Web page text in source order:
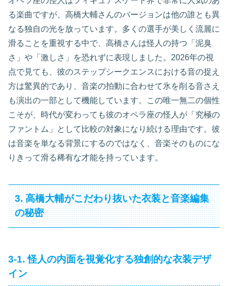
る楽曲ですが、高橋大輔さんのバージョンは他の誰とも異
なる独自の光を放っています。多くの選手が美しく流麗に
滑ることを重視する中で、高橋さんは怪人の持つ「泥臭
さ」や「激しさ」を恐れずに表現しました。2026年の視
点で見ても、彼のステップシークエンスにおける音の捉え
方は驚異的であり、音楽の拍動に合わせて氷を削る音さえ
も演出の一部として機能しています。この唯一無二の個性
こそが、時代が変わっても彼のオペラ座の怪人が「究極の
ファントム」として比較の対象になり続ける理由です。彼
は音楽を単なる背景にするのではなく、音楽そのものにな
りきって滑る稀有な才能を持っています。
3. 高橋大輔がこだわり抜いた衣装と音楽編集
の秘密
3-1. 怪人の内面を視覚化する独創的な衣装デザ
イン